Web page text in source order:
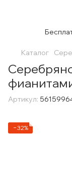
Каталог
Артикул:
−32%